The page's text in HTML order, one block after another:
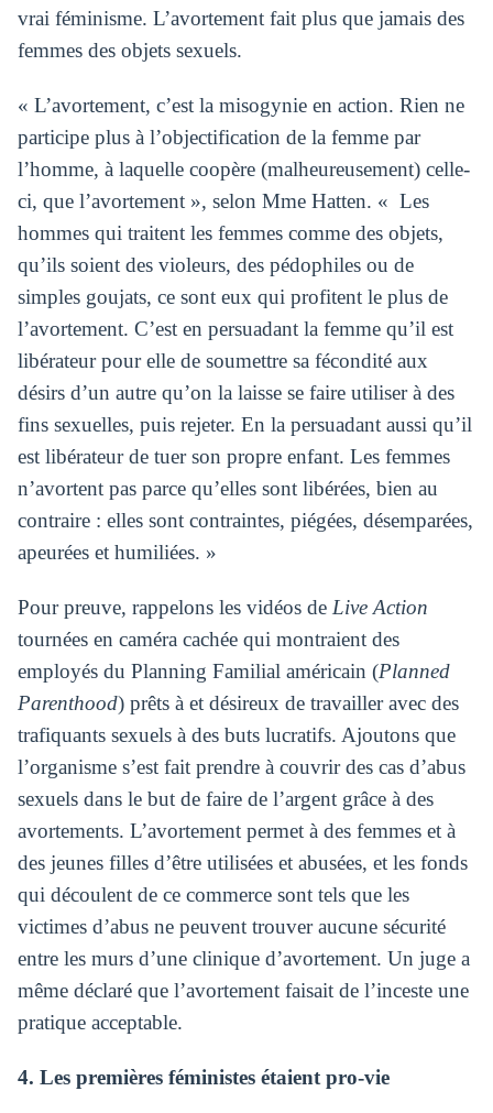
vrai féminisme. L’avortement fait plus que jamais des
femmes des objets sexuels.
« L’avortement, c’est la misogynie en action. Rien ne
participe plus à l’objectification de la femme par
l’homme, à laquelle coopère (malheureusement) celle-
ci, que l’avortement », selon Mme Hatten. « Les
hommes qui traitent les femmes comme des objets,
qu’ils soient des violeurs, des pédophiles ou de
simples goujats, ce sont eux qui profitent le plus de
l’avortement. C’est en persuadant la femme qu’il est
libérateur pour elle de soumettre sa fécondité aux
désirs d’un autre qu’on la laisse se faire utiliser à des
fins sexuelles, puis rejeter. En la persuadant aussi qu’il
est libérateur de tuer son propre enfant. Les femmes
n’avortent pas parce qu’elles sont libérées, bien au
contraire : elles sont contraintes, piégées, désemparées,
apeurées et humiliées. »
Pour preuve, rappelons les vidéos de Live Action
tournées en caméra cachée qui montraient des
employés du Planning Familial américain (Planned
Parenthood) prêts à et désireux de travailler avec des
trafiquants sexuels à des buts lucratifs. Ajoutons que
l’organisme s’est fait prendre à couvrir des cas d’abus
sexuels dans le but de faire de l’argent grâce à des
avortements. L’avortement permet à des femmes et à
des jeunes filles d’être utilisées et abusées, et les fonds
qui découlent de ce commerce sont tels que les
victimes d’abus ne peuvent trouver aucune sécurité
entre les murs d’une clinique d’avortement. Un juge a
même déclaré que l’avortement faisait de l’inceste une
pratique acceptable.
4. Les premières féministes étaient pro-vie